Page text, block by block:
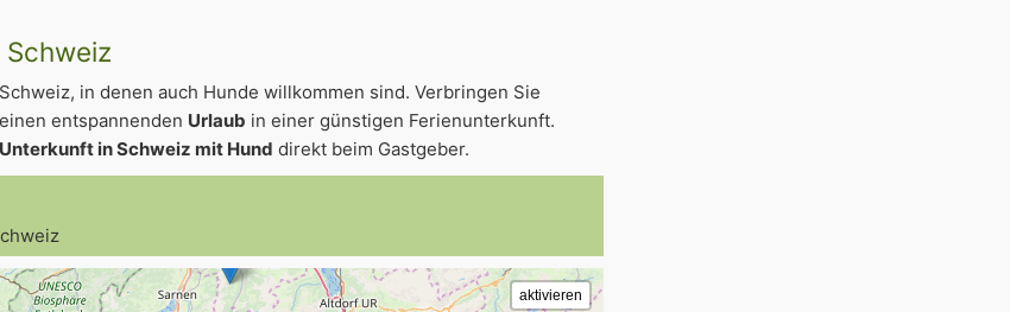
in denen auch Hunde willkommen sind. Verbringen Sie
entspannenden Urlaub in einer günstigen Ferienunterkunft.
Unterkunft in Schweiz mit Hund direkt beim Gastgeber.